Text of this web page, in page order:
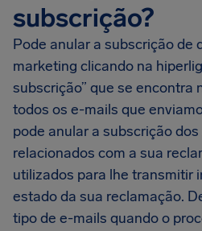
subscrição?
Pode anular a subscrição de
marketing clicando na
subscrição” que se encontra
todos os e-mails que
pode anular a subscrição
relacionados com a sua
utilizados para lhe transmitir
estado da sua reclamação.
tipo de e-mails quando o